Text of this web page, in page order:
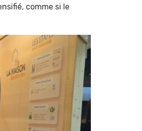
comme si le